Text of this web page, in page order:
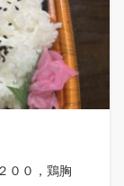
００，鶏胸